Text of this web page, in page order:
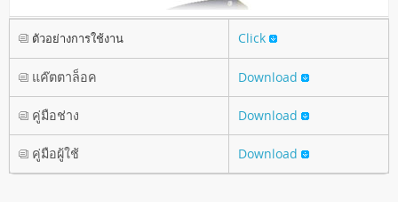
ตัวอย่างการใช้งาน Click
แค๊ตตาล็อค Download
คู่มือช่าง Download
คู่มือผู้ใช้ Download